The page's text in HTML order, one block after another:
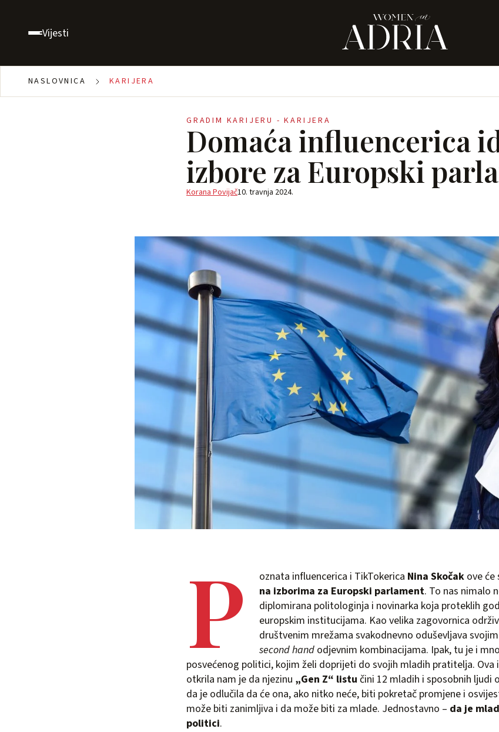
Vijesti
NASLOVNICA KARIJERA
GRADIM KARIJERU - KARIJERA
Domaća influencerica
izbore za Europski
Korana Povijač10. travnja 2024.
P oznata influencerica i TikTokerica Nina Skočak ove će
na izborima za Europski parlament. To nas nimalo
diplomirana politologinja i novinarka koja proteklih
europskim institucijama. Kao velika zagovornica
društvenim mrežama svakodnevno oduševljava
second hand odjevnim kombinacijama. Ipak, tu je i
posvećenog politici, kojim želi doprijeti do svojih mladih pratitelja. Ova
otkrila nam je da njezinu „Gen Z“ listu čini 12 mladih i sposobnih ljudi
da je odlučila da će ona, ako nitko neće, biti pokretač promjene i
može biti zanimljiva i da može biti za mlade. Jednostavno – da je
politici.